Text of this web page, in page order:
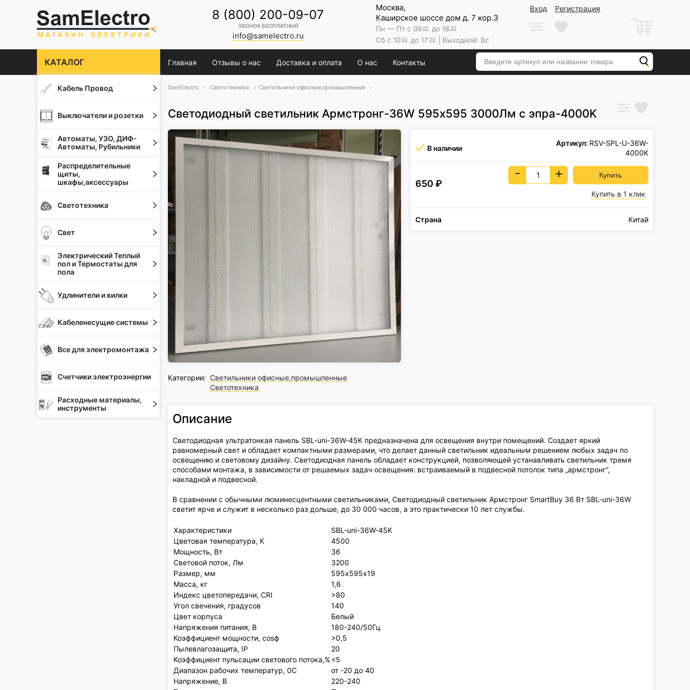
8 (800) 200-09-07
ЗВОНОК БЕСПЛАТНЫЙ
info@samelectro.ru
Москва,
Каширское шоссе дом д. 7 кор.3
Пн — Пт с 0900 до 1800
Сб с 1000 до 17 00 | Выходной: Вс
Вход Регистрация
КАТАЛОГ Главная Отзывы о нас Доставка и оплата О нас Контакты
Кабель Провод
Выключатели и розетки
Автоматы, УЗО, ДИФ-
Автоматы, Рубильники
Распределительные
щиты,
шкафы,аксессуары
Светотехника
Свет
Электрический Теплый
пол и Термостаты для
пола
Удлинители и вилки
Кабеленесущие системы
Все для электромонтажа
Счетчики электроэнергии
Расходные материалы,
инструменты
SamElectro Светотехника Светильники офисные,промышленные
Светодиодный светильник Армстронг-36W 595х595 3000Лм с эпра-4000K
Категории: Светильники офисные,промышленные
Светотехника
В наличии
Артикул: RSV-SPL-U-36W-
4000K
650 ₽
- +
Купить в 1 клик
Страна Китай
Описание
Светодиодная ультратонкая панель SBL-uni-36W-45K предназначена для освещения внутри помещений. Создает яркий
равномерный свет и обладает компактными размерами, что делает данный светильник идеальным решением любых задач по
освещению и световому дизайну. Светодиодная панель обладает конструкцией, позволяющей устанавливать светильник тремя
способами монтажа, в зависимости от решаемых задач освещения: встраиваемый в подвесной потолок типа „армстронг“,
накладной и подвесной.
В сравнении с обычными люминесцентными светильниками, Светодиодный светильник Армстронг SmartBuy 36 Вт SBL-uni-36W
светит ярче и служит в несколько раз дольше, до 30 000 часов, а это практически 10 лет службы.
Характеристики
SBL-uni-36W-45K
Цветовая температура, К
4500
Мощность, Вт
36
Световой поток, Лм
3200
Размер, мм
595х595х19
Масса, кг
1,6
Индекс цветопередачи, CRI
>80
Угол свечения, градусов
140
Цвет корпуса
Белый
Напряжения питания, В
180-240/50Гц
Коэффициент мощности, cosϕ
>0,5
Пылевлагозащита, IP
20
Коэффициент пульсации светового потока,%<5
Диапазон рабочих температур, 0С
от -20 до 40
Напряжение, В
220-240